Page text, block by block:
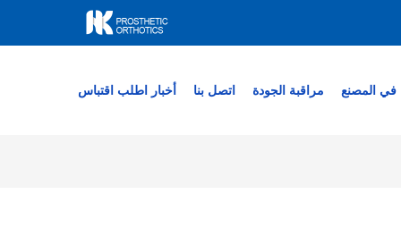
في المصنع مراقبة الجودة اتصل بنا أخبار اطلب اقتباس